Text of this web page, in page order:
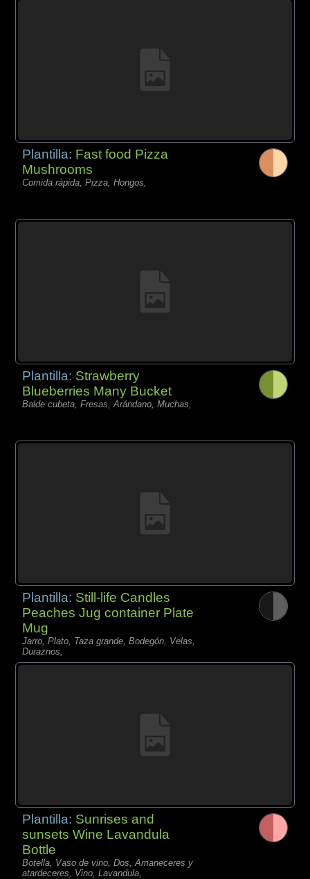
Plantilla: Fast food Pizza
Mushrooms
Comida rápida, Pizza, Hongos,
Plantilla: Strawberry
Blueberries Many Bucket
Balde cubeta, Fresas, Arándano, Muchas,
Plantilla: Still-life Candles
Peaches Jug container Plate
Mug
Jarro, Plato, Taza grande, Bodegón, Velas,
Duraznos,
Plantilla: Sunrises and
sunsets Wine Lavandula
Bottle
Botella, Vaso de vino, Dos, Amaneceres y
atardeceres, Vino, Lavandula,